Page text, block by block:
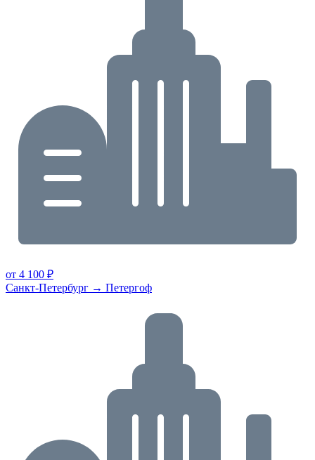
от 4 100 ₽
Санкт-Петербург → Петергоф